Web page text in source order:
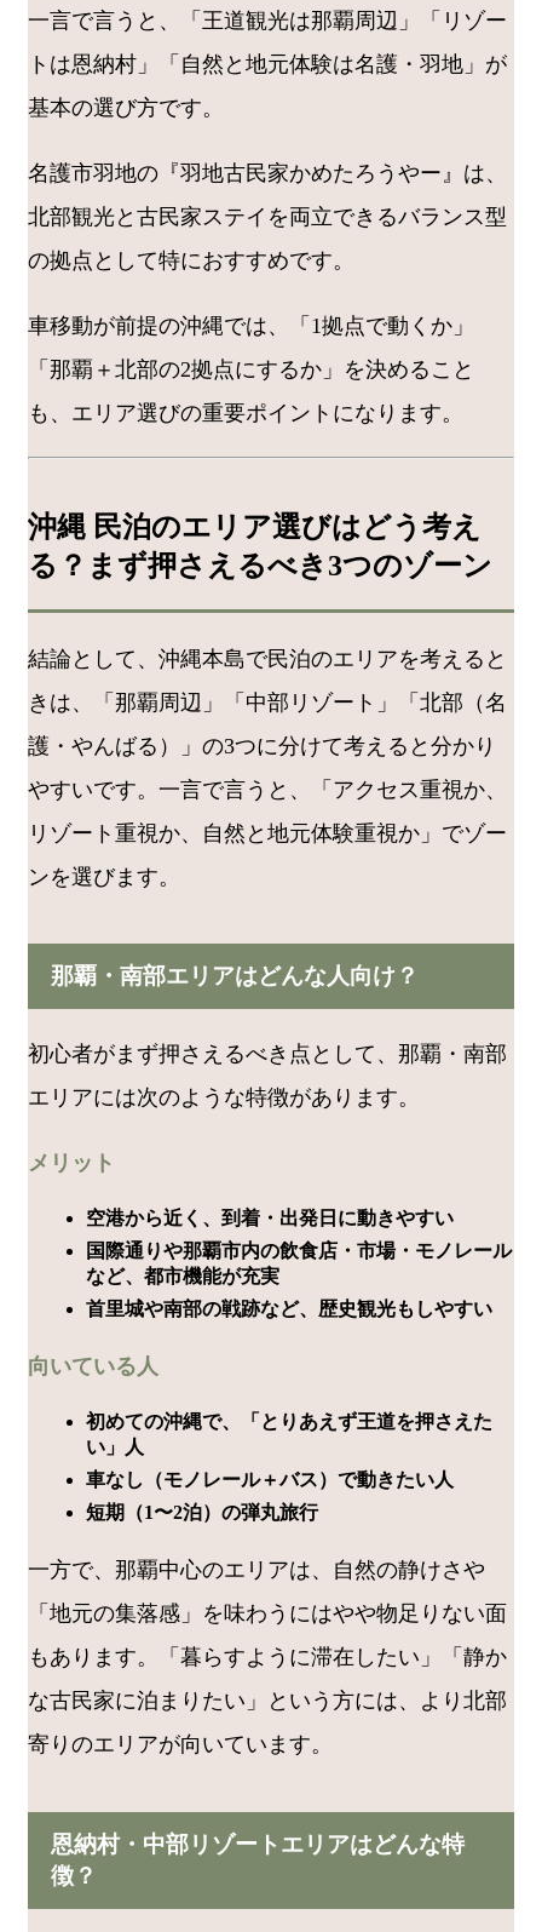
一言で言うと、「王道観光は那覇周辺」「リゾー
トは恩納村」「自然と地元体験は名護・羽地」が
基本の選び方です。
名護市羽地の『羽地古民家かめたろうやー』は、
北部観光と古民家ステイを両立できるバランス型
の拠点として特におすすめです。
車移動が前提の沖縄では、「1拠点で動くか」
「那覇＋北部の2拠点にするか」を決めること
も、エリア選びの重要ポイントになります。
沖縄 民泊のエリア選びはどう考え
る？まず押さえるべき3つのゾーン
結論として、沖縄本島で民泊のエリアを考えると
きは、「那覇周辺」「中部リゾート」「北部（名
護・やんばる）」の3つに分けて考えると分かり
やすいです。一言で言うと、「アクセス重視か、
リゾート重視か、自然と地元体験重視か」でゾー
ンを選びます。
那覇・南部エリアはどんな人向け？
初心者がまず押さえるべき点として、那覇・南部
エリアには次のような特徴があります。
メリット
空港から近く、到着・出発日に動きやすい
国際通りや那覇市内の飲食店・市場・モノレール
など、都市機能が充実
首里城や南部の戦跡など、歴史観光もしやすい
向いている人
初めての沖縄で、「とりあえず王道を押さえた
い」人
車なし（モノレール＋バス）で動きたい人
短期（1〜2泊）の弾丸旅行
一方で、那覇中心のエリアは、自然の静けさや
「地元の集落感」を味わうにはやや物足りない面
もあります。「暮らすように滞在したい」「静か
な古民家に泊まりたい」という方には、より北部
寄りのエリアが向いています。
恩納村・中部リゾートエリアはどんな特
徴？